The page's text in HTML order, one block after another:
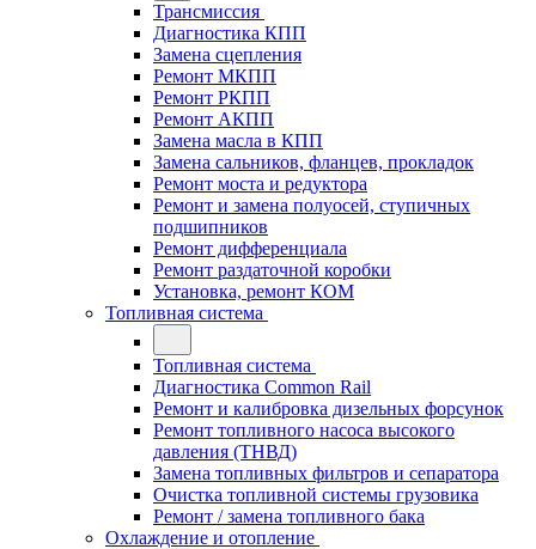
Трансмиссия
Диагностика КПП
Замена сцепления
Ремонт МКПП
Ремонт РКПП
Ремонт АКПП
Замена масла в КПП
Замена сальников, фланцев, прокладок
Ремонт моста и редуктора
Ремонт и замена полуосей, ступичных
подшипников
Ремонт дифференциала
Ремонт раздаточной коробки
Установка, ремонт КОМ
Топливная система
Топливная система
Диагностика Common Rail
Ремонт и калибровка дизельных форсунок
Ремонт топливного насоса высокого
давления (ТНВД)
Замена топливных фильтров и сепаратора
Очистка топливной системы грузовика
Ремонт / замена топливного бака
Охлаждение и отопление